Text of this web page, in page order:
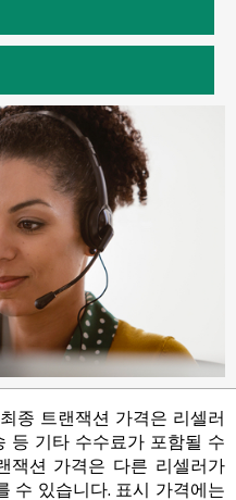
종 트랜잭션 가격은 리셀러
등 기타 수수료가 포함될 수
잭션 가격은 다른 리셀러가
수 있습니다. 표시 가격에는